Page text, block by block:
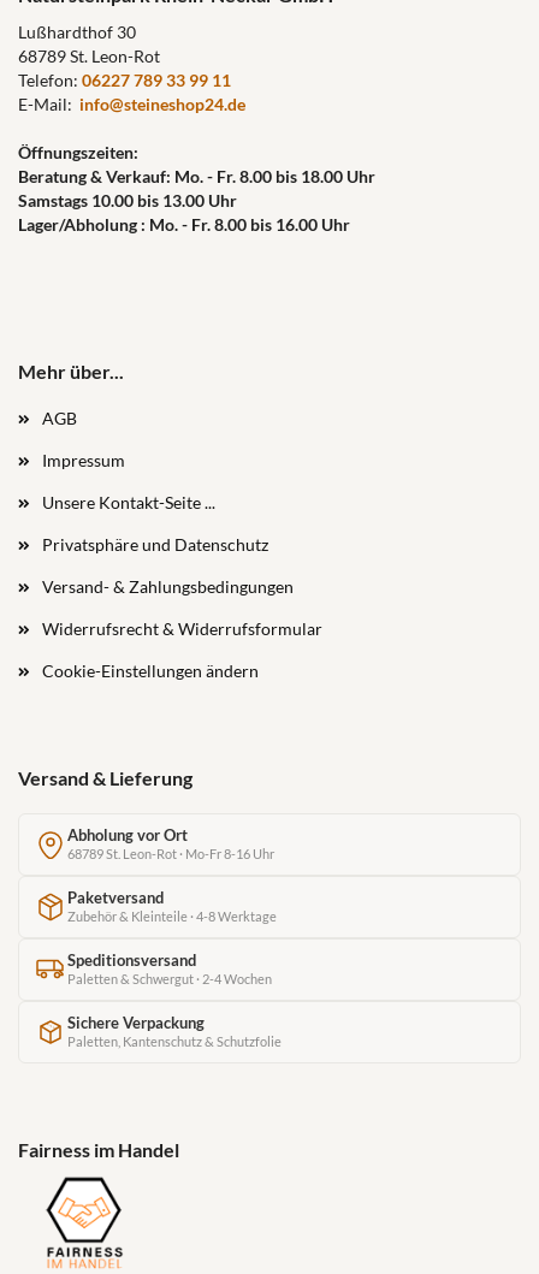
Lußhardthof 30
68789 St. Leon-Rot
Telefon: 06227 789 33 99 11
E-Mail: info@steineshop24.de
Öffnungszeiten:
Beratung & Verkauf: Mo. - Fr. 8.00 bis 18.00 Uhr
Samstags 10.00 bis 13.00 Uhr
Lager/Abholung : Mo. - Fr. 8.00 bis 16.00 Uhr
Mehr über...
AGB
Impressum
Unsere Kontakt-Seite ...
Privatsphäre und Datenschutz
Versand- & Zahlungsbedingungen
Widerrufsrecht & Widerrufsformular
Cookie-Einstellungen ändern
Versand & Lieferung
Abholung vor Ort
68789 St. Leon-Rot · Mo-Fr 8-16 Uhr
Paketversand
Zubehör & Kleinteile · 4-8 Werktage
Speditionsversand
Paletten & Schwergut · 2-4 Wochen
Sichere Verpackung
Paletten, Kantenschutz & Schutzfolie
Fairness im Handel